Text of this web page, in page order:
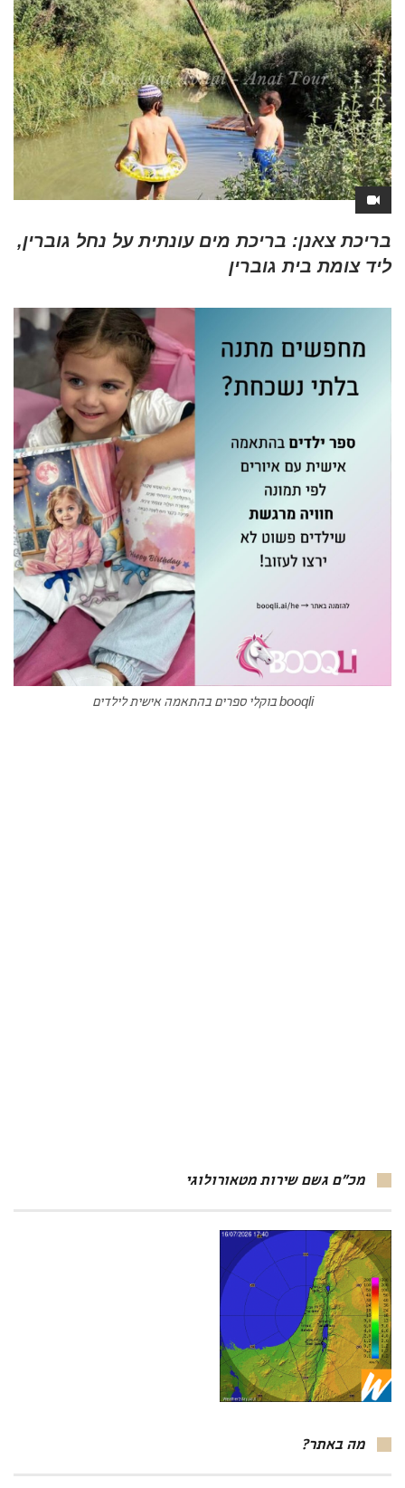
בריכת צאנן: בריכת מים עונתית על נחל גוברין,
ליד צומת בית גוברין
booqli בוקלי ספרים בהתאמה אישית לילדים
מכ"ם גשם שירות מטאורולוגי
מה באתר?